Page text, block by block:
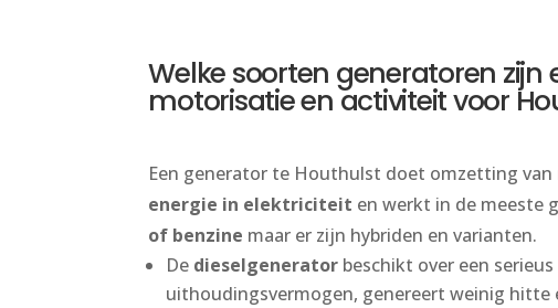
Welke soorten generatoren zijn
motorisatie en activiteit voor
Een generator te Houthulst doet omzetting van
energie in elektriciteit en werkt in de meeste
of benzine maar er zijn hybriden en varianten.
De dieselgenerator beschikt over een serieus
uithoudingsvermogen, genereert weinig hitte